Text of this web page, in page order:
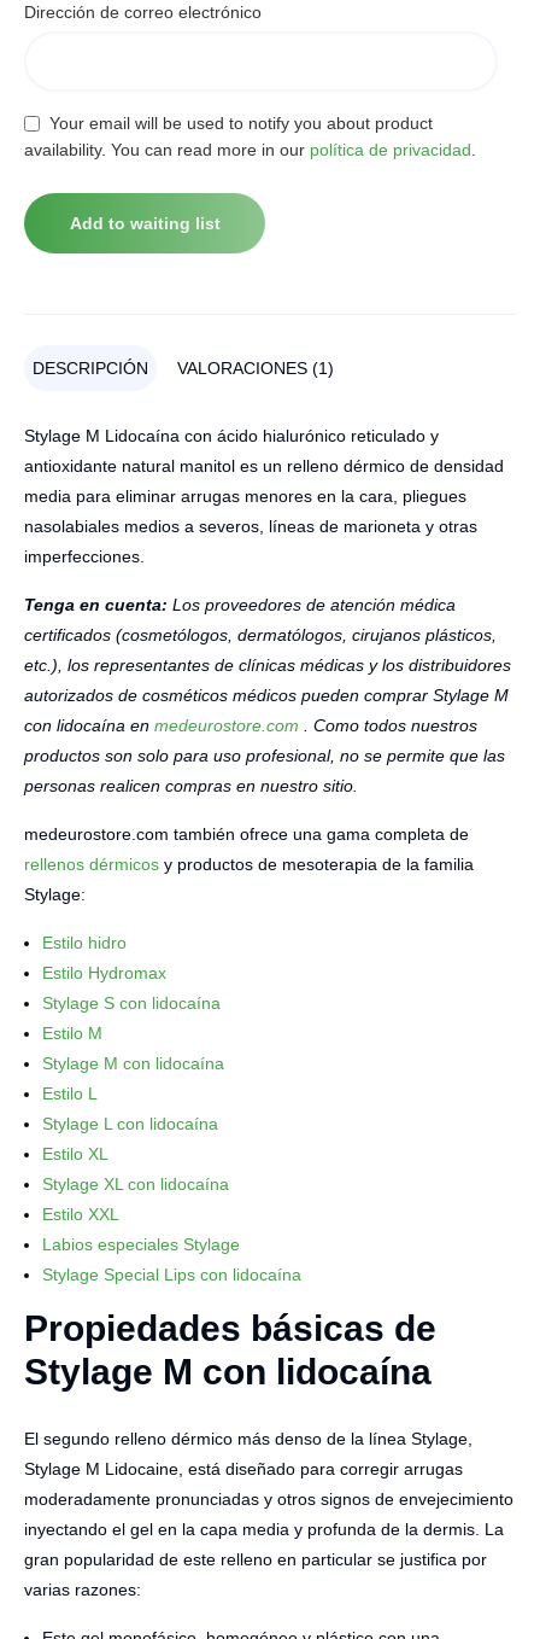
Dirección de correo electrónico
Your email will be used to notify you about product
availability. You can read more in our política de privacidad
DESCRIPCIÓN VALORACIONES (1)
Stylage M Lidocaína con ácido hialurónico reticulado y
antioxidante natural manitol es un relleno dérmico de densidad
media para eliminar arrugas menores en la cara, pliegues
nasolabiales medios a severos, líneas de marioneta y otras
imperfecciones.
Tenga en cuenta: Los proveedores de atención médica
certificados (cosmetólogos, dermatólogos, cirujanos plásticos,
etc.), los representantes de clínicas médicas y los distribuidores
autorizados de cosméticos médicos pueden comprar Stylage M
con lidocaína en medeurostore.com . Como todos nuestros
productos son solo para uso profesional, no se permite que las
personas realicen compras en nuestro sitio.
medeurostore.com también ofrece una gama completa de
rellenos dérmicos y productos de mesoterapia de la familia
Stylage:
Estilo hidro
Estilo Hydromax
Stylage S con lidocaína
Estilo M
Stylage M con lidocaína
Estilo L
Stylage L con lidocaína
Estilo XL
Stylage XL con lidocaína
Estilo XXL
Labios especiales Stylage
Stylage Special Lips con lidocaína
Propiedades básicas de
Stylage M con lidocaína
El segundo relleno dérmico más denso de la línea Stylage,
Stylage M Lidocaine, está diseñado para corregir arrugas
moderadamente pronunciadas y otros signos de envejecimiento
inyectando el gel en la capa media y profunda de la dermis. La
gran popularidad de este relleno en particular se justifica por
varias razones: